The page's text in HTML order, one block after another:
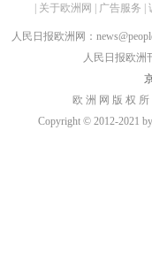
关于欧洲网 广告服务
人民日报欧洲网：
人民日报欧洲
欧 洲 网 版 权
Copyright © 2012-2021